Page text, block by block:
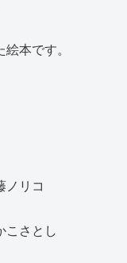
本です。
リコ
さとし